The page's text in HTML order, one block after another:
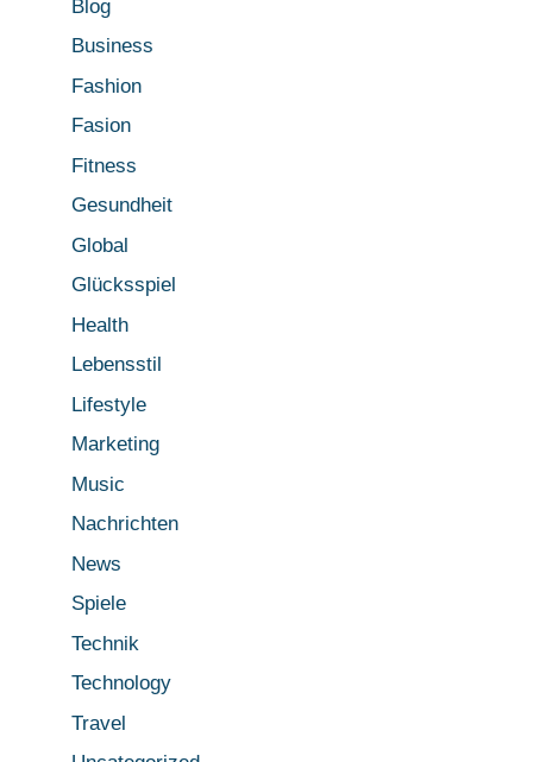
Blog
Business
Fashion
Fasion
Fitness
Gesundheit
Global
Glücksspiel
Health
Lebensstil
Lifestyle
Marketing
Music
Nachrichten
News
Spiele
Technik
Technology
Travel